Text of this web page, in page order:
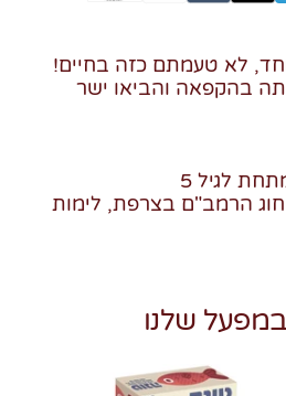
לא טעמתם כזה בחיים!
בהקפאה והביאו ישר
לגיל 5
הרמב"ם בצרפת, לימות
שלנו